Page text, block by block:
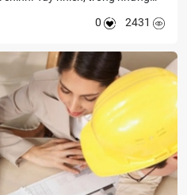
Điều này đặt ra câu hỏi: Liệu
để chủ nhà kiểm soát ngân
tích các yếu tố ảnh hưởng
đưa ra lời khuyên từ chuyên gia
0 2431